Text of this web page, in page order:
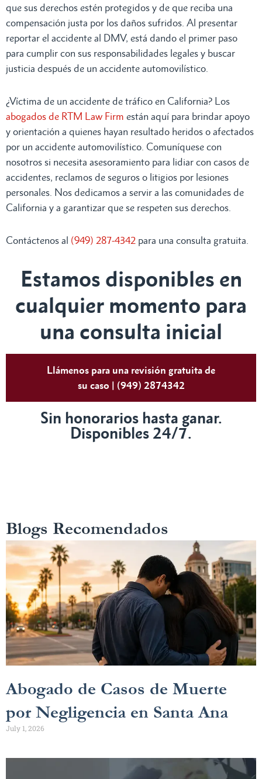
que sus derechos estén protegidos y de que reciba una
compensación justa por los daños sufridos. Al presentar
reportar el accidente al DMV, está dando el primer paso
para cumplir con sus responsabilidades legales y buscar
justicia después de un accidente automovilístico.
¿Víctima de un accidente de tráfico en California? Los
abogados de RTM Law Firm están aquí para brindar apoyo
y orientación a quienes hayan resultado heridos o afectados
por un accidente automovilístico. Comuníquese con
nosotros si necesita asesoramiento para lidiar con casos de
accidentes, reclamos de seguros o litigios por lesiones
personales. Nos dedicamos a servir a las comunidades de
California y a garantizar que se respeten sus derechos.
Contáctenos al (949) 287-4342 para una consulta gratuita.
Estamos disponibles en
cualquier momento para
una consulta inicial
Llámenos para una revisión gratuita de
su caso | (949) 2874342
Sin honorarios hasta ganar.
Disponibles 24/7.
Blogs Recomendados
Abogado de Casos de Muerte
por Negligencia en Santa Ana
July 1, 2026